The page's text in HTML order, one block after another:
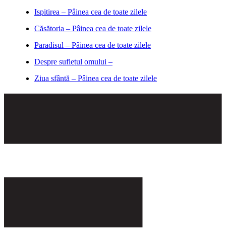
Ispitirea – Pâinea cea de toate zilele
Căsătoria – Pâinea cea de toate zilele
Paradisul – Pâinea cea de toate zilele
Despre sufletul omului –
Ziua sfântă – Pâinea cea de toate zilele